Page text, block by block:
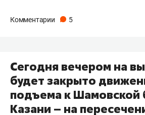
Комментарии 5
Сегодня вечером на
будет закрыто
подъема к Шамовской
Казани – на